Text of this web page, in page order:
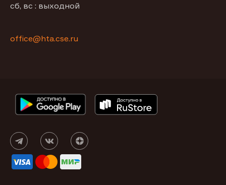
сб, вс : выходной
office@hta.cse.ru